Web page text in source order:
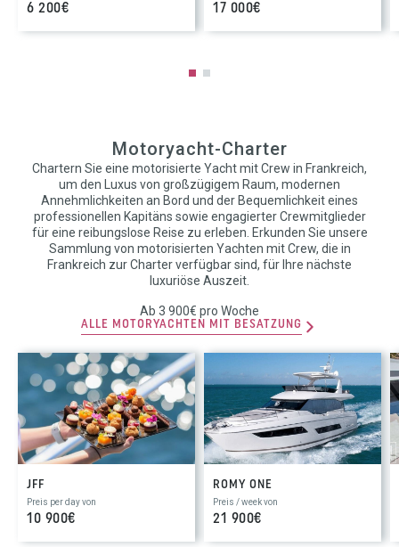
6 200€ 17 000€
Motoryacht-Charter
Chartern Sie eine motorisierte Yacht mit Crew in Frankreich,
um den Luxus von großzügigem Raum, modernen
Annehmlichkeiten an Bord und der Bequemlichkeit eines
professionellen Kapitäns sowie engagierter Crewmitglieder
für eine reibungslose Reise zu erleben. Erkunden Sie unsere
Sammlung von motorisierten Yachten mit Crew, die in
Frankreich zur Charter verfügbar sind, für Ihre nächste
luxuriöse Auszeit.
Ab 3 900€ pro Woche
ALLE MOTORYACHTEN MIT BESATZUNG
JFF
Preis per day von
10 900€
ROMY ONE
Preis / week von
21 900€